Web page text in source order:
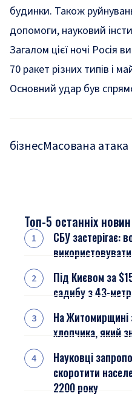
будинки. Також
допомоги, науковий
Загалом цієї ночі Росія
70 ракет різних типів і
Основний удар був
бізнесМасована атака
Топ-5 останніх новин
СБУ застерігає:
Під Києвом за
садибу з 43-
На Житомирщині
хлопчика, який
Науковці
скоротити
2200 року